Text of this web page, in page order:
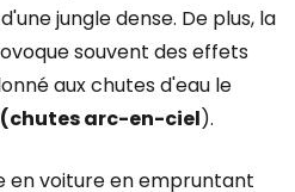
jungle dense. De plus, la
souvent des effets
aux chutes d'eau le
(chutes arc-en-ciel).
en voiture en empruntant